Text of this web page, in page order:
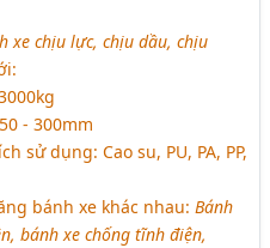
xe chịu lực, chịu dầu, chịu
- 300mm
sử dụng: Cao su, PU, PA, PP,
bánh xe khác nhau:Bánh
bánh xe chống tĩnh điện,